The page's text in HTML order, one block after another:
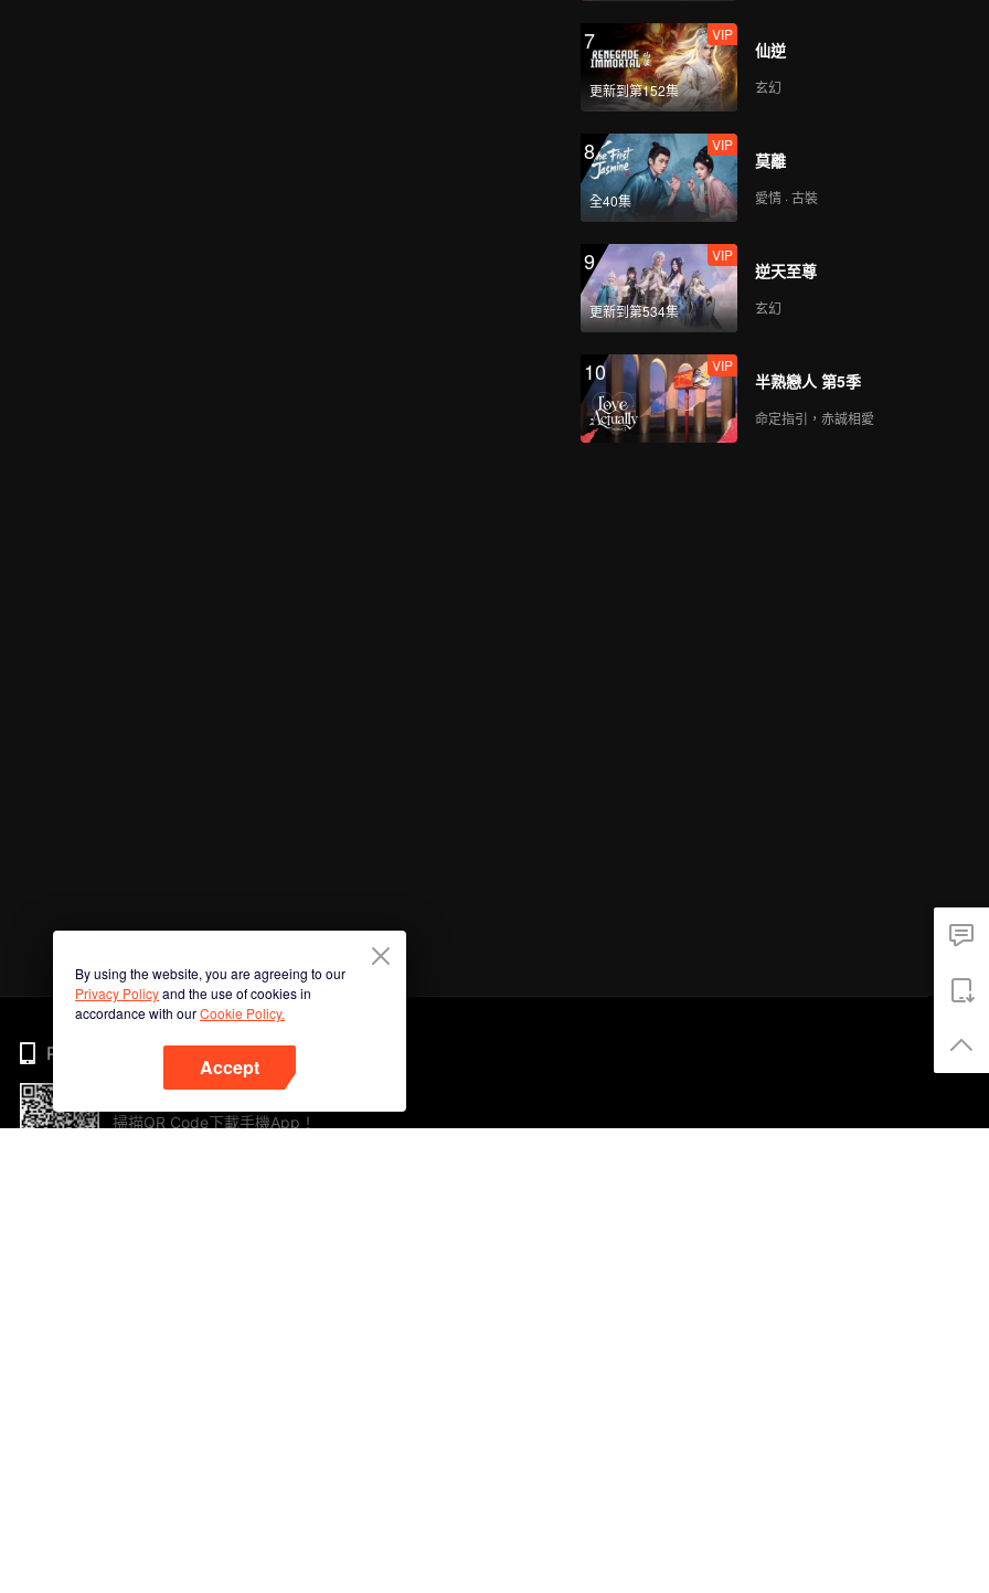
7
更新到第152集
VIP
仙逆
玄幻
8
全40集
VIP
莫離
愛情 · 古裝
9
更新到第534集
VIP
逆天至尊
玄幻
10 VIP
半熟戀人 第5季
命定指引，赤誠相愛
By using the website, you are agreeing to our
Privacy Policyand the use of cookies in
accordance with ourCookie Policy.
Accept
Phone
掃描QR Code下載手機App！